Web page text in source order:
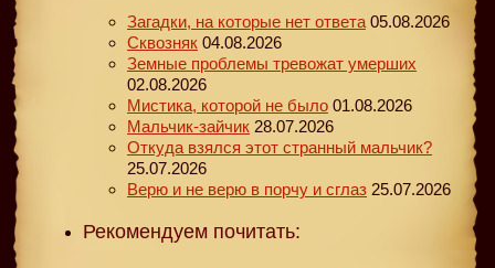
Загадки, на которые нет ответа 05.08.2026
Сквозняк 04.08.2026
Земные проблемы тревожат умерших
02.08.2026
Мистика, которой не было 01.08.2026
Мальчик-зайчик 28.07.2026
Откуда взялся этот странный мальчик?
25.07.2026
Верю и не верю в порчу и сглаз 25.07.2026
Рекомендуем почитать: